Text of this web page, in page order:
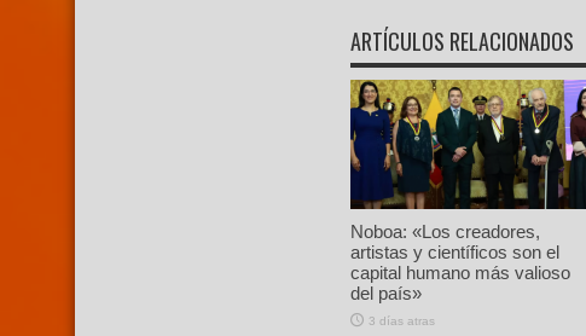
ARTÍCULOS RELACIONADOS
Noboa: «Los creadores,
artistas y científicos son el
capital humano más valioso
del país»
3 días atras